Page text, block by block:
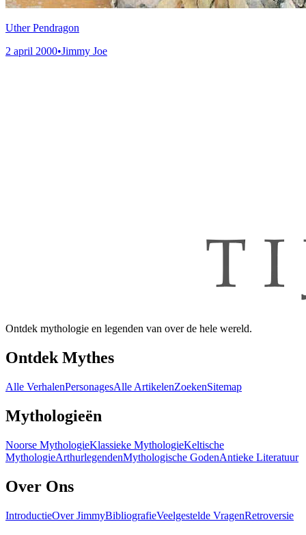
Uther Pendragon
2 april 2000•Jimmy Joe
Ontdek mythologie en legenden van over de hele wereld.
Ontdek Mythes
Alle VerhalenPersonagesAlle ArtikelenZoekenSitemap
Mythologieën
Noorse MythologieKlassieke MythologieKeltische
MythologieArthurlegendenMythologische GodenAntieke Literatuur
Over Ons
IntroductieOver JimmyBibliografieVeelgestelde VragenRetroversie